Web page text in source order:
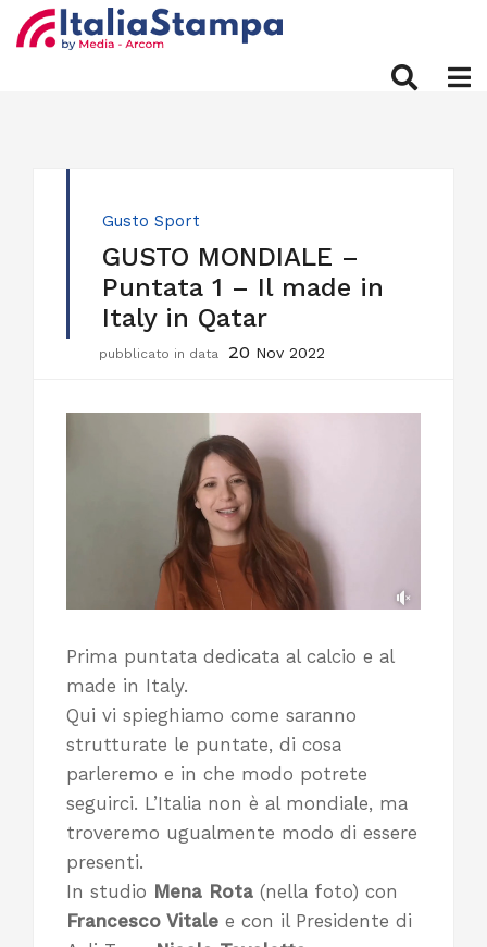
Gusto Sport
GUSTO MONDIALE –
Puntata 1 – Il made in
Italy in Qatar
pubblicato in data 20 Nov 2022
Prima puntata dedicata al calcio e al
made in Italy.
Qui vi spieghiamo come saranno
strutturate le puntate, di cosa
parleremo e in che modo potrete
seguirci. L’Italia non è al mondiale, ma
troveremo ugualmente modo di essere
presenti.
In studio Mena Rota (nella foto) con
Francesco Vitale e con il Presidente di